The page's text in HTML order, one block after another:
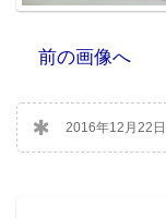
前の画像へ
2016年12月22日